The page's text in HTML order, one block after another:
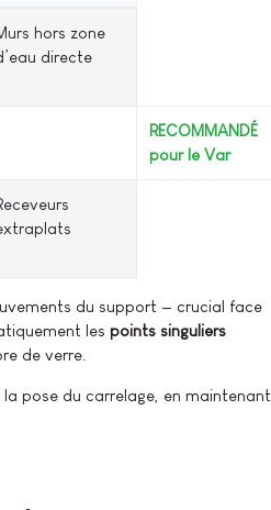
hors zone
directe
RECOMMANDÉ
pour le Var
du support — crucial face
les points singuliers
de verre.
pose du carrelage, en maintenant